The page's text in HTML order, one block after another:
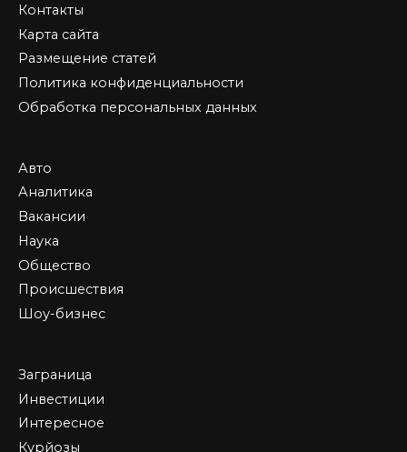
Контакты
Карта сайта
Размещение статей
Политика конфиденциальности
Обработка персональных данных
Авто
Аналитика
Вакансии
Наука
Общество
Происшествия
Шоу-бизнес
Заграница
Инвестиции
Интересное
Курйозы